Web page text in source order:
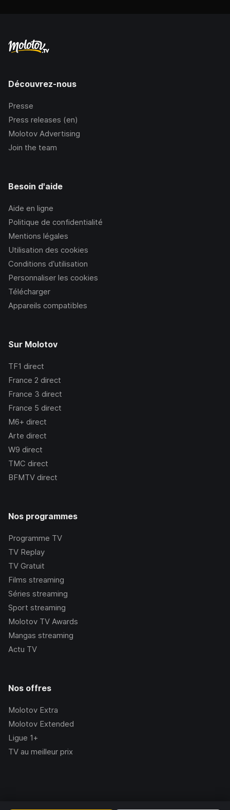
Découvrez-nous
Presse
Press releases (en)
Molotov Advertising
Join the team
Besoin d'aide
Aide en ligne
Politique de confidentialité
Mentions légales
Utilisation des cookies
Conditions d’utilisation
Personnaliser les cookies
Télécharger
Appareils compatibles
Sur Molotov
TF1 direct
France 2 direct
France 3 direct
France 5 direct
M6+ direct
Arte direct
W9 direct
TMC direct
BFMTV direct
Nos programmes
Programme TV
TV Replay
TV Gratuit
Films streaming
Séries streaming
Sport streaming
Molotov TV Awards
Mangas streaming
Actu TV
Nos offres
Molotov Extra
Molotov Extended
Ligue 1+
TV au meilleur prix